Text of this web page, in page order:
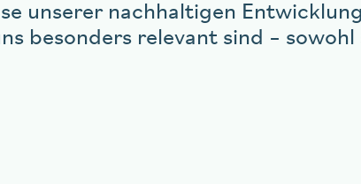
unserer nachhaltigen
besonders relevant sind –